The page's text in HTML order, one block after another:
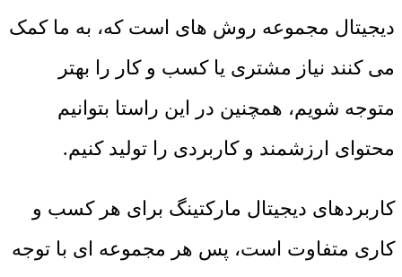
دیجیتال مجموعه روش های است که، به ما کمک
می کنند نیاز مشتری یا کسب و کار را بهتر
متوجه شویم، همچنین در این راستا بتوانیم
محتوای ارزشمند و کاربردی را تولید کنیم.
کاربردهای دیجیتال مارکتینگ برای هر کسب و
کاری متفاوت است، پس هر مجموعه ای با توجه